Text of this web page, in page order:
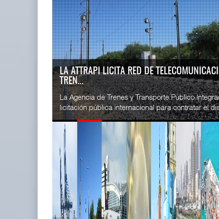
IT-ANÁLISIS: VOLARIS ABRIRÁ RUTA ENTRE
G...
⮕ IA y automatización redefinen operación
exhibe Challenger 3500 en LABACE 2026
IT-ANÁLISIS: Puerto Lázaro
Cárdenas incorpora ...
06 AGO 2026
La ATTRAPI licita red de
telecomunicaciones p ...
06 AGO 2026
READ MORE
SSA
Esperanz
06 JUL
READ MORE
CICE
...
02 JUL
READ MORE
SSA
...
29 JUN
READ MORE